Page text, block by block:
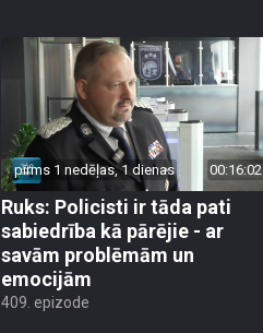
pirms 1 nedēļas, 1 dienas 00:16:02
Ruks: Policisti ir tāda pati
sabiedrība kā pārējie - ar
savām problēmām un
emocijām
409. epizode